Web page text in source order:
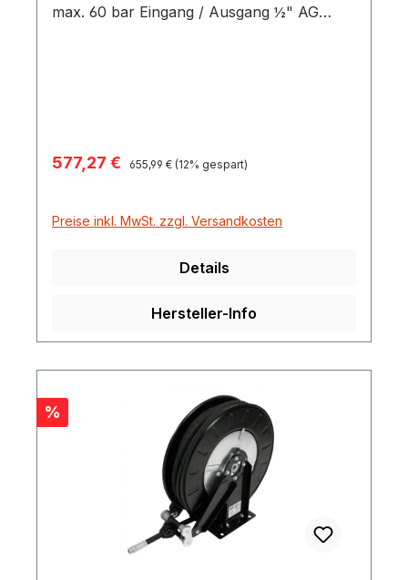
max. 60 bar Eingang / Ausgang ½" AG
Verkaufspreis:
577,27 € Regulärer Preis:
655,99 € (12% gespart)
Preise inkl. MwSt. zzgl. Versandkosten
Details
Hersteller-Info
Rabatt
%